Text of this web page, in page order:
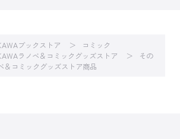
ブックストア
コミック
ラノベ＆コミックグッズストア
その
＆コミックグッズストア商品